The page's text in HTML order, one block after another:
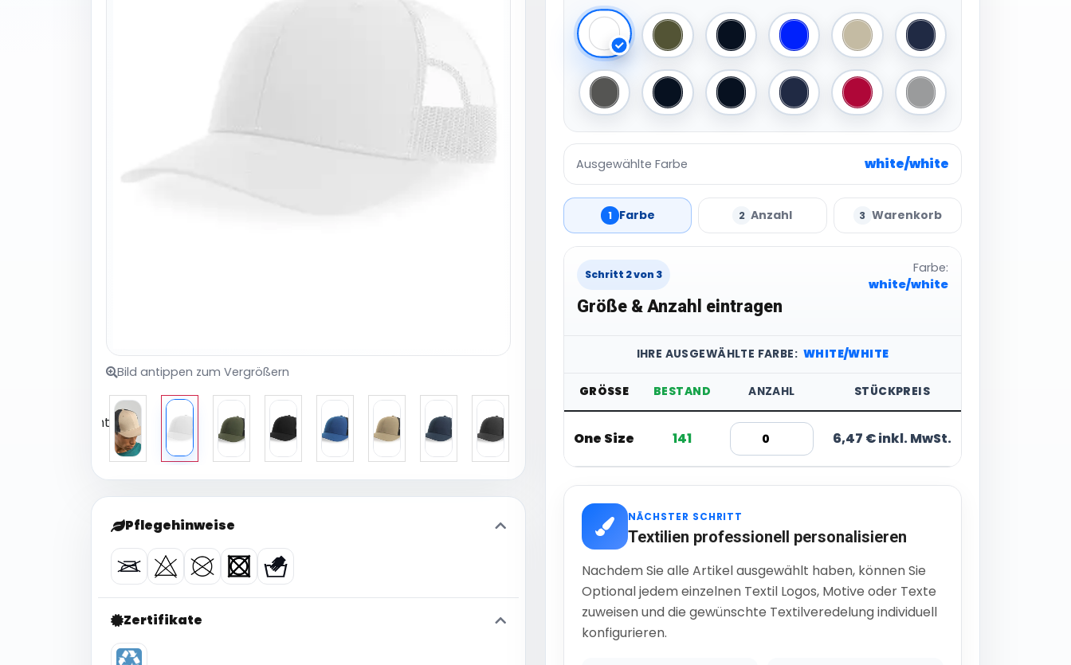
Bild antippen zum Vergrößern
Pflegehinweise
Zertifikate
white/whiteOlive/Black Black/BlackRoyal/BlackKhaki/Black Navy/Navy
Dark Grey/BlackBlack/WhiteBlack/Dark Grey
Navy/White Red/Red Grey/Black
Ausgewählte Farbe white/white
1 Farbe 2 Anzahl 3 Warenkorb
Schritt 2 von 3
Größe & Anzahl eintragen
Farbe:
white/white
IHRE AUSGEWÄHLTE FARBE: WHITE/WHITE
GRÖSSE BESTAND ANZAHL STÜCKPREIS
One Size 141 6,47 € inkl. MwSt.
NÄCHSTER SCHRITT
Textilien professionell personalisieren
Nachdem Sie alle Artikel ausgewählt haben, können Sie
Optional jedem einzelnen Textil Logos, Motive oder Texte
zuweisen und die gewünschte Textilveredelung individuell
konfigurieren.